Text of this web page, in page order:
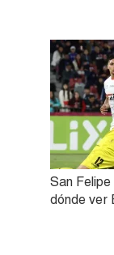
San Felipe
dónde ver